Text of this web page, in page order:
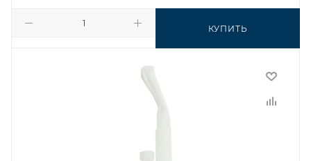
КУПИТЬ